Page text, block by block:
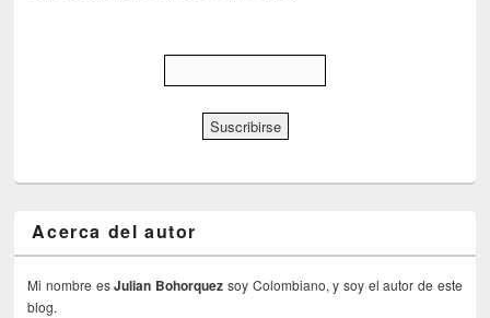
Acerca del autor
Mi nombre esJulian Bohorquez soy Colombiano, y soy el autor de este
blog.